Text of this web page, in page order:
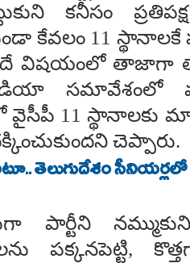
కనీసం
కేవలం 11
విషయంలో తాజాగా
సమావేశంలో
వైసీపీ 11
చెప్పారు.
తెలుగుదేశం సీనియర్లలో
పార్టీని
పక్కనపెట్టి,